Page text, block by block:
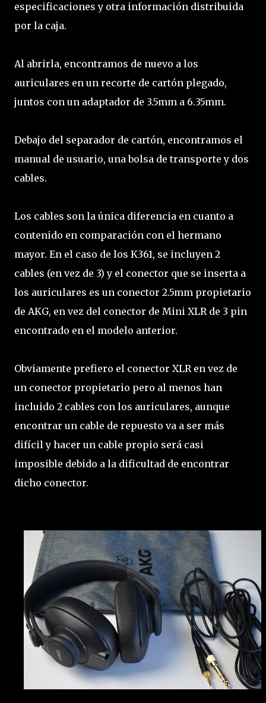
especificaciones y otra información distribuida
por la caja.
Al abrirla, encontramos de nuevo a los
auriculares en un recorte de cartón plegado,
juntos con un adaptador de 3.5mm a 6.35mm.
Debajo del separador de cartón, encontramos el
manual de usuario, una bolsa de transporte y dos
cables.
Los cables son la única diferencia en cuanto a
contenido en comparación con el hermano
mayor. En el caso de los K361, se incluyen 2
cables (en vez de 3) y el conector que se inserta a
los auriculares es un conector 2.5mm propietario
de AKG, en vez del conector de Mini XLR de 3 pin
encontrado en el modelo anterior.
Obviamente prefiero el conector XLR en vez de
un conector propietario pero al menos han
incluido 2 cables con los auriculares, aunque
encontrar un cable de repuesto va a ser más
difícil y hacer un cable propio será casi
imposible debido a la dificultad de encontrar
dicho conector.